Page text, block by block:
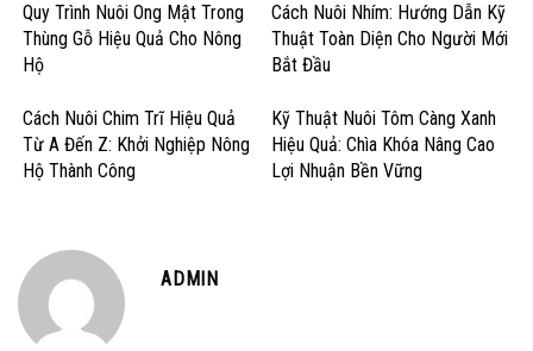
Quy Trình Nuôi Ong Mật Trong
Thùng Gỗ Hiệu Quả Cho Nông
Hộ
Cách Nuôi Nhím: Hướng Dẫn Kỹ
Thuật Toàn Diện Cho Người Mới
Bắt Đầu
Cách Nuôi Chim Trĩ Hiệu Quả
Từ A Đến Z: Khởi Nghiệp Nông
Hộ Thành Công
Kỹ Thuật Nuôi Tôm Càng Xanh
Hiệu Quả: Chìa Khóa Nâng Cao
Lợi Nhuận Bền Vững
ADMIN